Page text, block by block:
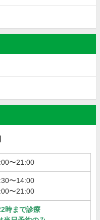
〜21:00
〜14:00
〜21:00
時まで診療